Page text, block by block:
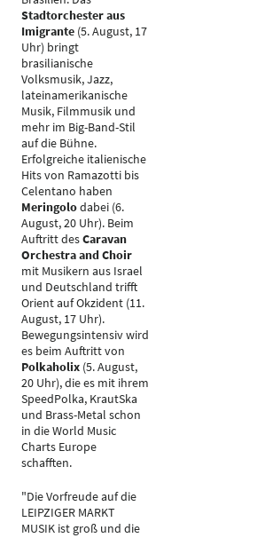
Stadtorchester aus
Imigrante (5. August, 17
Uhr) bringt
brasilianische
Volksmusik, Jazz,
lateinamerikanische
Musik, Filmmusik und
mehr im Big-Band-Stil
auf die Bühne.
Erfolgreiche italienische
Hits von Ramazotti bis
Celentano haben
Meringolodabei (6.
August, 20 Uhr). Beim
Auftritt desCaravan
Orchestra and Choir
mit Musikern aus Israel
und Deutschland trifft
Orient auf Okzident (11.
August, 17 Uhr).
Bewegungsintensiv wird
es beim Auftritt von
Polkaholix (5. August,
20 Uhr), die es mit ihrem
SpeedPolka, KrautSka
und Brass-Metal schon
in die World Music
Charts Europe
schafften.
"Die Vorfreude auf die
LEIPZIGER MARKT
MUSIK ist groß und die